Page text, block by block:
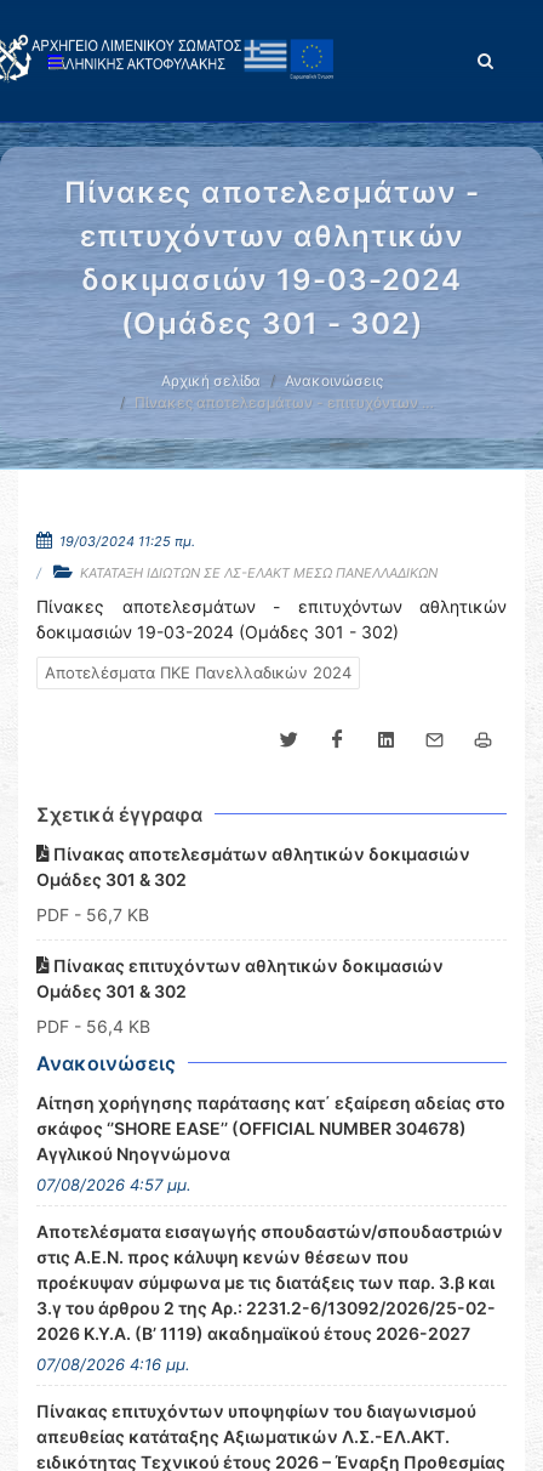
Πίνακες αποτελεσμάτων -
επιτυχόντων αθλητικών
δοκιμασιών 19-03-2024
(Ομάδες 301 - 302)
Αρχική σελίδα
Ανακοινώσεις
Πίνακες αποτελεσμάτων - επιτυχόντων …
19/03/2024 11:25 πμ.
ΚΑΤΑΤΑΞΗ ΙΔΙΩΤΩΝ ΣΕ ΛΣ-ΕΛΑΚΤ ΜΕΣΩ ΠΑΝΕΛΛΑΔΙΚΩΝ
Πίνακες αποτελεσμάτων - επιτυχόντων αθλητικών
δοκιμασιών 19-03-2024 (Ομάδες 301 - 302)
Αποτελέσματα ΠΚΕ Πανελλαδικών 2024
Σχετικά έγγραφα
Πίνακας αποτελεσμάτων αθλητικών δοκιμασιών
Ομάδες 301 & 302
PDF - 56,7 KB
Πίνακας επιτυχόντων αθλητικών δοκιμασιών
Ομάδες 301 & 302
PDF - 56,4 KB
Ανακοινώσεις
Αίτηση χορήγησης παράτασης κατ΄ εξαίρεση αδείας στο
σκάφος ‘’SHORE EASE’’ (OFFICIAL NUMBER 304678)
Αγγλικού Νηογνώμονα
07/08/2026 4:57 μμ.
Αποτελέσματα εισαγωγής σπουδαστών/σπουδαστριών
στις Α.Ε.Ν. προς κάλυψη κενών θέσεων που
προέκυψαν σύμφωνα με τις διατάξεις των παρ. 3.β και
3.γ του άρθρου 2 της Αρ.: 2231.2-6/13092/2026/25-02-
2026 Κ.Υ.Α. (Β’ 1119) ακαδημαϊκού έτους 2026-2027
07/08/2026 4:16 μμ.
Πίνακας επιτυχόντων υποψηφίων του διαγωνισμού
απευθείας κατάταξης Αξιωματικών Λ.Σ.-ΕΛ.ΑΚΤ.
ειδικότητας Τεχνικού έτους 2026 – Έναρξη Προθεσμίας